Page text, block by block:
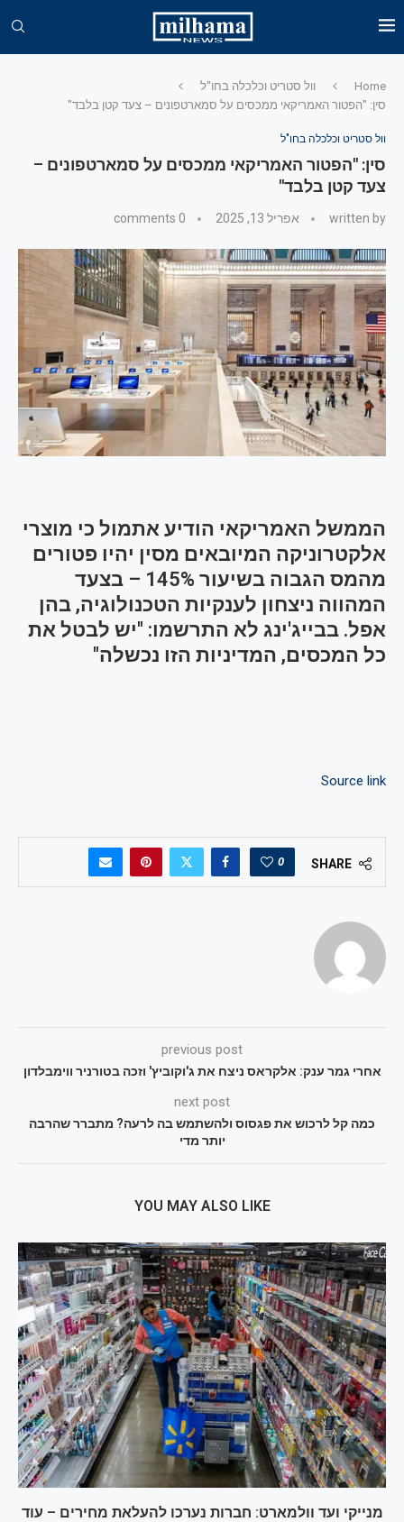
Home
וול סטריט וכלכלה בחו"ל
סין: "הפטור האמריקאי ממכסים על סמארטפונים – צעד קטן בלבד"
וול סטריט וכלכלה בחו"ל
סין: "הפטור האמריקאי ממכסים על סמארטפונים –
צעד קטן בלבד"
written by אפריל 13, 2025 0 comments
הממשל האמריקאי הודיע אתמול כי מוצרי
אלקטרוניקה המיובאים מסין יהיו פטורים
מהמס הגבוה בשיעור 145% – בצעד
המהווה ניצחון לענקיות הטכנולוגיה, בהן
אפל. בבייג'ינג לא התרשמו: "יש לבטל את
כל המכסים, המדיניות הזו נכשלה"
Source link
SHARE
0
previous post
אחרי גמר ענק: אלקראס ניצח את ג'וקוביץ' וזכה בטורניר ווימבלדון
next post
כמה קל לרכוש את פגסוס ולהשתמש בה לרעה? מתברר שהרבה
יותר מדי
YOU MAY ALSO LIKE
מנייקי ועד וולמארט: חברות נערכו להעלאת מחירים – עוד